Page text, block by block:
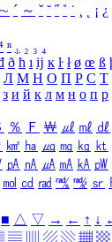
∼ ´ ～ ˇ ˘ ˝ ˚ ˙ ¸ ¡ ¿
ⁿ ₁ ₂ ₃ ₄
ð ħ ı ĳ ĸ ŀ ł ø œ ß
Л М Н О П Р С Т
з и й к л м н о п р
％ Ｆ ￦ ㎕ ㎖ ㎗
㎢ ㏊ ㎍ ㎎ ㎏ ㏏
㎀ ㎁ ㎂ ㎃ ㎄ ㎺
㏖ ㏅ ㎭ ㎮ ㎯ ㏛
■ △ ▽ → ← ↑ ↓
▤ ▨ ▧ ▦ ▩